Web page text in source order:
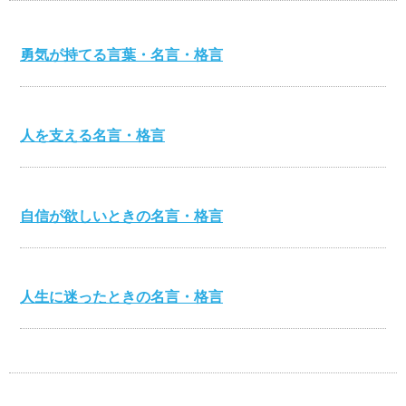
勇気が持てる言葉・名言・格言
人を支える名言・格言
自信が欲しいときの名言・格言
人生に迷ったときの名言・格言
心を打つ名言・格言